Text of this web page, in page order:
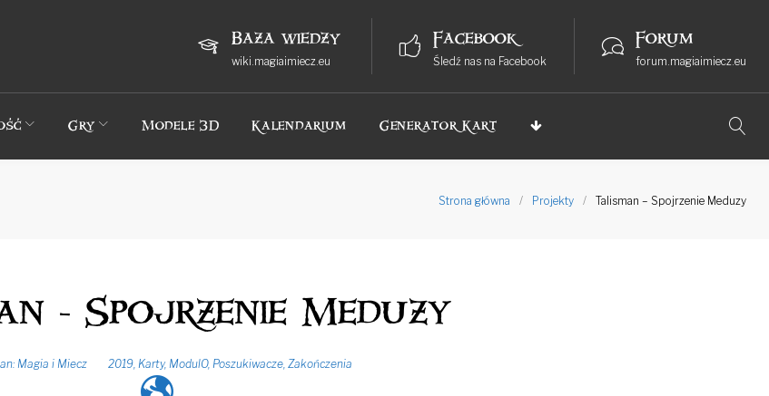
Baza wiedzy
wiki.magiaimiecz.eu
Facebook
Śledź nas na Facebook
Forum
forum.magiaimiecz.eu
Gry Modele 3D Kalendarium Generator Kart
Strona główna / Projekty / Talisman – Spojrzenie Meduzy
- Spojrzenie Meduzy
Magia i Miecz 2019, Karty, ModulO, Poszukiwacze, Zakończenia